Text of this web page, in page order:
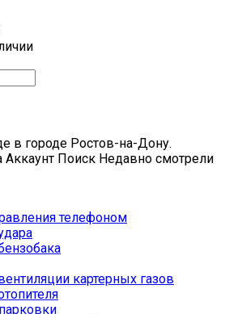
в городе Ростов-на-Дону.
Аккаунт Поиск Недавно смотрели
телефоном
картерных газов